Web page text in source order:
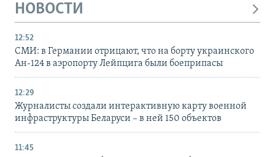
НОВОСТИ
12:52
СМИ: в Германии отрицают, что на борту украинского
Ан-124 в аэропорту Лейпцига были боеприпасы
12:29
Журналисты создали интерактивную карту военной
инфраструктуры Беларуси – в ней 150 объектов
11:45